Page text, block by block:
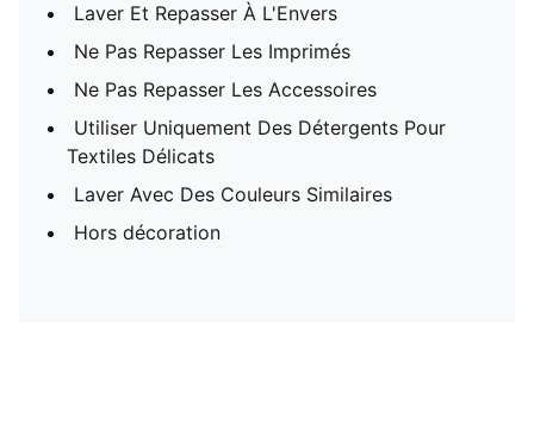
Laver Et Repasser À L'Envers
Ne Pas Repasser Les Imprimés
Ne Pas Repasser Les Accessoires
Utiliser Uniquement Des Détergents Pour
Textiles Délicats
Laver Avec Des Couleurs Similaires
Hors décoration